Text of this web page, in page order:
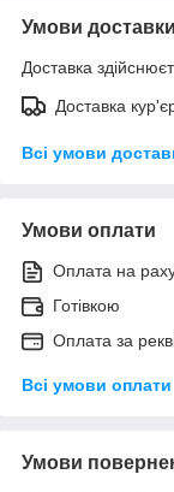
Умови доставки
Доставка
Доставка
Всі умови
Умови оплати
Оплата на
Готівкою
Оплата за
Всі умови оплати
Умови